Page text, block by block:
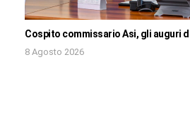
Cospito commissario Asi, gli auguri
8 Agosto 2026